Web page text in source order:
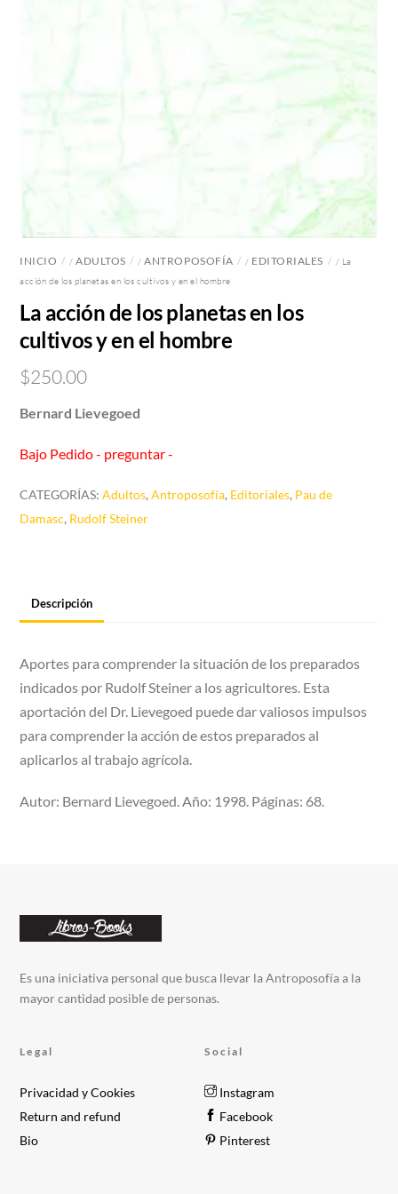
INICIO /ADULTOS /ANTROPOSOFÍA / EDITORIALES
/ La
acción de los planetas en los cultivos y en el hombre
La acción de los planetas en los
cultivos y en el hombre
$250.00
Bernard Lievegoed
Bajo Pedido - preguntar -
CATEGORÍAS:Adultos,Antroposofía, Editoriales, Pau de
Damasc, Rudolf Steiner
Descripción
Aportes para comprender la situación de los preparados
indicados por Rudolf Steiner a los agricultores. Esta
aportación del Dr. Lievegoed puede dar valiosos impulsos
para comprender la acción de estos preparados al
aplicarlos al trabajo agrícola.
Autor: Bernard Lievegoed. Año: 1998. Páginas: 68.
Es una iniciativa personal que busca llevar la Antroposofía a la
mayor cantidad posible de personas.
Legal
Privacidad y Cookies
Return and refund
Bio
Social
Instagram
Facebook
Pinterest